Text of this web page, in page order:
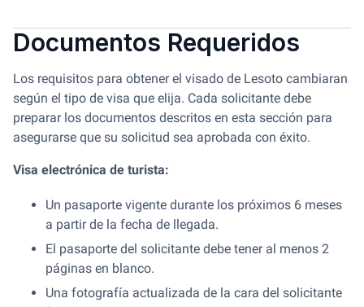
Documentos Requeridos
Los requisitos para obtener el visado de Lesoto cambiaran
según el tipo de visa que elija. Cada solicitante debe
preparar los documentos descritos en esta sección para
asegurarse que su solicitud sea aprobada con éxito.
Visa electrónica de turista:
Un pasaporte vigente durante los próximos 6 meses
a partir de la fecha de llegada.
El pasaporte del solicitante debe tener al menos 2
páginas en blanco.
Una fotografía actualizada de la cara del solicitante